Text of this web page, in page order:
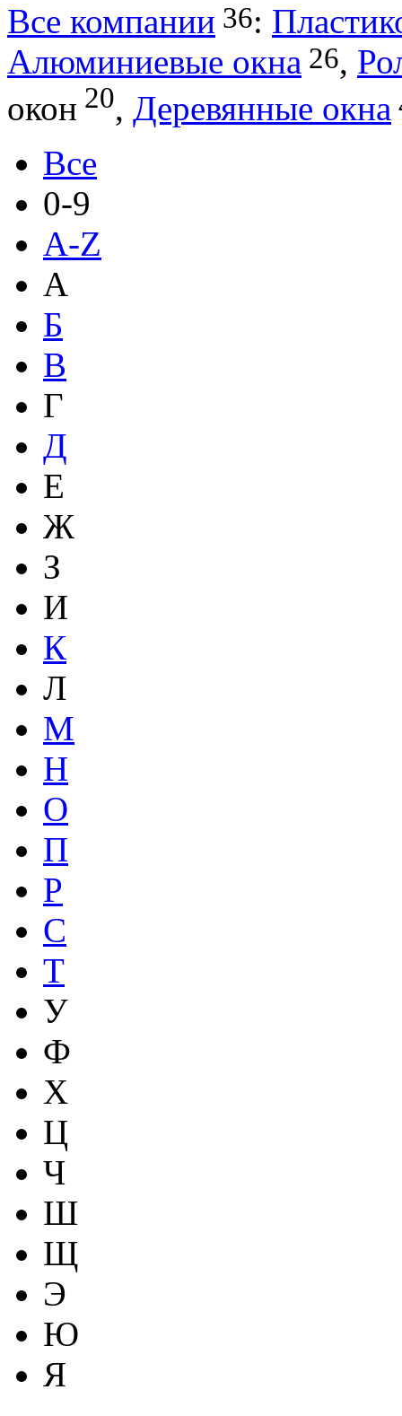
Все компании 36:
Алюминиевые окна 26,
окон 20, Деревянные окна
Все
0-9
A-Z
А
Б
В
Г
Д
Е
Ж
З
И
К
Л
М
Н
О
П
Р
С
Т
У
Ф
Х
Ц
Ч
Ш
Щ
Э
Ю
Я